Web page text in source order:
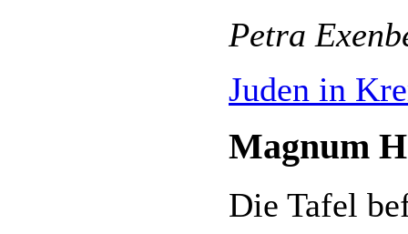
Petra
Juden in
Magnum
Die Tafel